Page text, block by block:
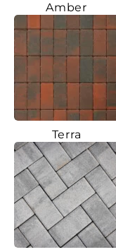
Amber
Terra